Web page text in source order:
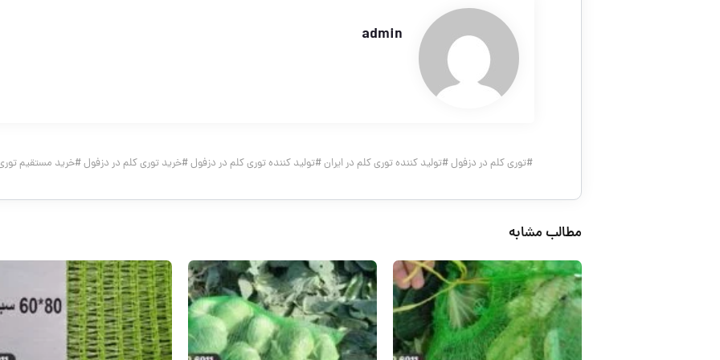
admin
#توری کلم در دزفول#تولید کننده توری کلم در ایران#تولید کننده توری کلم در دزفول#خرید توری کلم در دزفول#خرید مستقیم
مطالب مشابه